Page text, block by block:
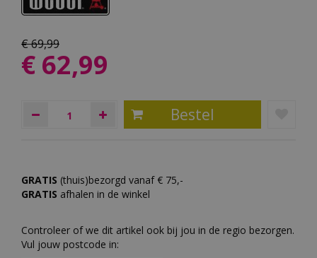
€69,99
€ 62,99
GRATIS (thuis)bezorgd vanaf € 75,-
GRATIS afhalen in de winkel
Controleer of we dit artikel ook bij jou in de regio bezorgen.
Vul jouw postcode in: